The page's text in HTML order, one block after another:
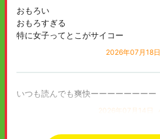
おもろい
おもろすぎる
特に女子ってとこがサイコー
2026年07月18日
いつも読んでも爽快ーーーーーーーー
2026年07月14日